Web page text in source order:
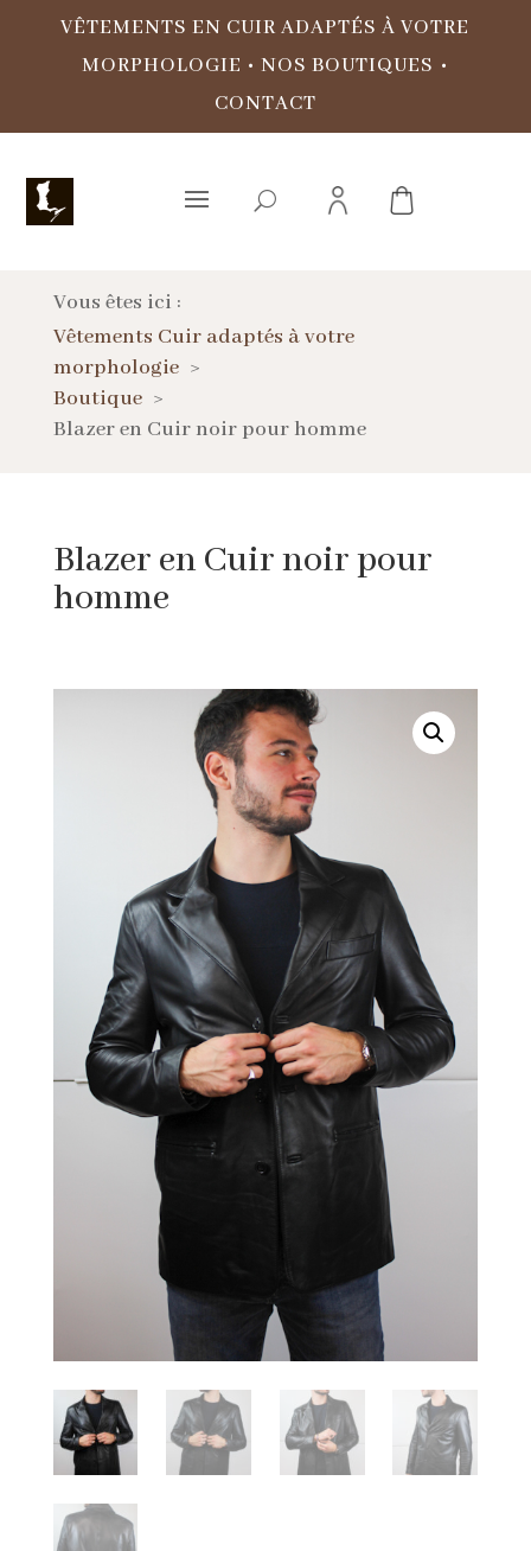
VÊTEMENTS EN CUIR ADAPTÉS À VOTRE
MORPHOLOGIE • NOS BOUTIQUES •
CONTACT
Vous êtes ici :
Vêtements Cuir adaptés à votre
morphologie
Boutique
Blazer en Cuir noir pour homme
Blazer en Cuir noir pour
homme